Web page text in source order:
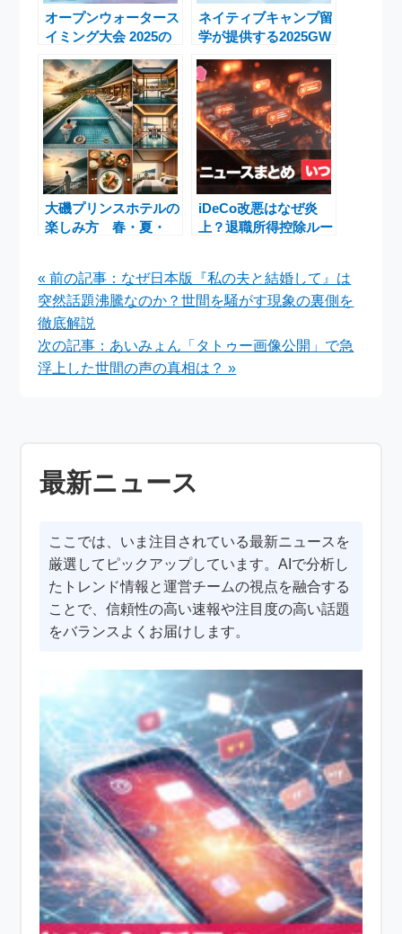
オープンウォータース
イミング大会 2025の
ら？
ネイティブキャンプ留
学が提供する2025GW
語力を短期間で向上
大磯プリンスホテルの
楽しみ方 春・夏・
iDeCo改悪はなぜ炎
上？退職所得控除ルー
« 前の記事：なぜ日本版『私の夫と結婚して』は
突然話題沸騰なのか？世間を騒がす現象の裏側を
徹底解説
次の記事：あいみょん「タトゥー画像公開」で急
浮上した世間の声の真相は？ »
最新ニュース
ここでは、いま注目されている最新ニュースを
厳選してピックアップしています。AIで分析し
たトレンド情報と運営チームの視点を融合する
ことで、信頼性の高い速報や注目度の高い話題
をバランスよくお届けします。